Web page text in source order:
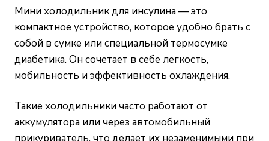
Мини холодильник для инсулина — это
компактное устройство, которое удобно брать с
собой в сумке или специальной термосумке
диабетика. Он сочетает в себе легкость,
мобильность и эффективность охлаждения.
Такие холодильники часто работают от
аккумулятора или через автомобильный